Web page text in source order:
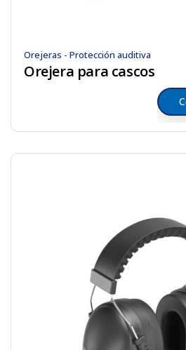
Orejeras - Protección auditiva
Orejera para cascos